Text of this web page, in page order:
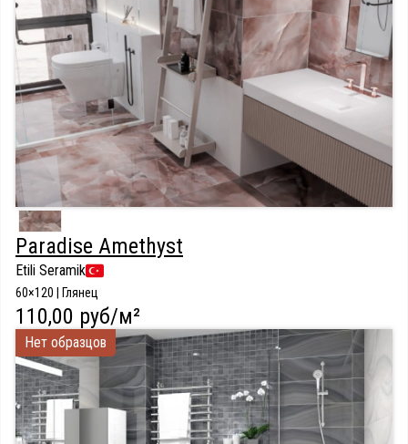
Paradise Amethyst
Etili Seramik
60×120 | Глянец
110,00 руб/м²
Нет образцов